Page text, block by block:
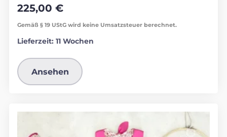
225,00 €
Gemäß § 19 UStG wird keine Umsatzsteuer berechnet.
Lieferzeit: 11 Wochen
Ansehen